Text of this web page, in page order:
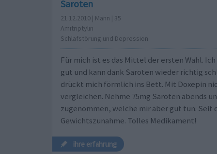
Saroten
21.12.2010 | Mann | 35
Amitriptylin
Schlafstörung und Depression
Für mich ist es das Mittel der ersten Wahl.
gut und kann dank Saroten wieder richtig
drückt mich förmlich ins Bett. Mit Doxepin
vergleichen. Nehme 75mg Saroten abends
zugenommen, welche mir aber gut tun.
Gewichtszunahme. Tolles Medikament!
ihre erfahrung